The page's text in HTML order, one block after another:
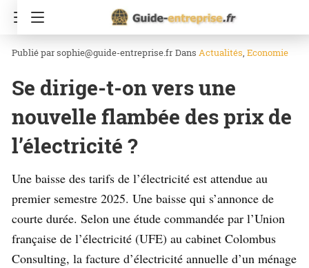
Accueil
sophie@guide-entreprise.fr Dans Actualités Economie
Se dirige-t-on vers une
nouvelle flambée des prix de
l’électricité ?
Une baisse des tarifs de l’électricité est attendue au
premier semestre 2025. Une baisse qui s’annonce de
courte durée. Selon une étude commandée par l’Union
française de l’électricité (UFE) au cabinet Colombus
Consulting, la facture d’électricité annuelle d’un ménage